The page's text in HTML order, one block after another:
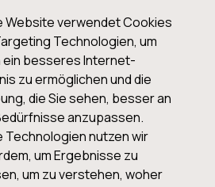
Website verwendet Cookies
Technologien, um
ein besseres Internet-
zu ermöglichen und die
die Sie sehen, besser an
anzupassen.
Technologien nutzen wir
um Ergebnisse zu
um zu verstehen, woher
Newsletter und erhalten Sie
Neuigkeiten und tolle
Mailbox.